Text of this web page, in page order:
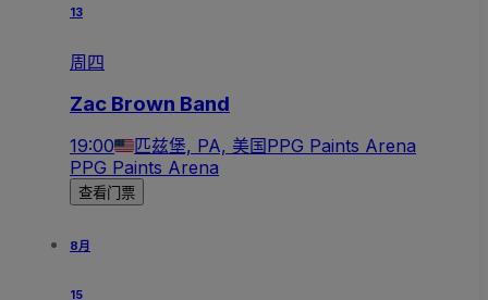
13
周四
Zac Brown Band
19:00 匹兹堡, PA, 美国PPG Paints Arena
PPG Paints Arena
查看门票
8月
15